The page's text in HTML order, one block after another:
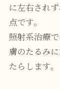
に左右され
点です。
照射系治療
膚のたるみ
たらします。